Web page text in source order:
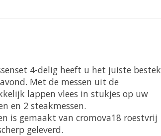
4-delig heeft u het juiste bestek
Met de messen uit de
lappen vlees in stukjes op uw
en 2 steakmessen.
is gemaakt van cromova18 roestvrij
geleverd.